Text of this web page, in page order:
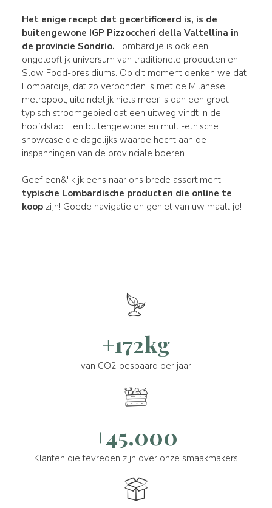
Het enige recept dat gecertificeerd is, is de
buitengewone IGP Pizzoccheri della Valtellina in
de provincie Sondrio. Lombardije is ook een
ongelooflijk universum van traditionele producten en
Slow Food-presidiums. Op dit moment denken we dat
Lombardije, dat zo verbonden is met de Milanese
metropool, uiteindelijk niets meer is dan een groot
typisch stroomgebied dat een uitweg vindt in de
hoofdstad. Een buitengewone en multi-etnische
showcase die dagelijks waarde hecht aan de
inspanningen van de provinciale boeren.
Geef een&' kijk eens naar ons brede assortiment
typische Lombardische producten die online te
koopzijn! Goede navigatie en geniet van uw maaltijd!
+172kg
van CO2 bespaard per jaar
+45.000
Klanten die tevreden zijn over onze smaakmakers